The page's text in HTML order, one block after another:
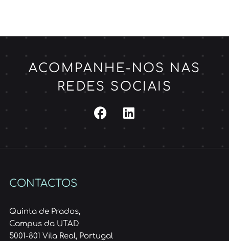
ACOMPANHE-NOS NAS
REDES SOCIAIS
CONTACTOS
Quinta de Prados,
Campus da UTAD
5001-801 Vila Real, Portugal